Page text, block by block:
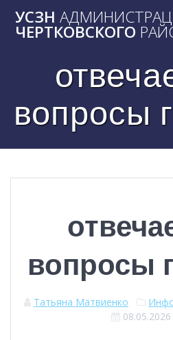
to
УСЗН
ЧЕРТКОВСКОГО
вопросы
вопросы
Татьяна Матвиенко
08.05.2026